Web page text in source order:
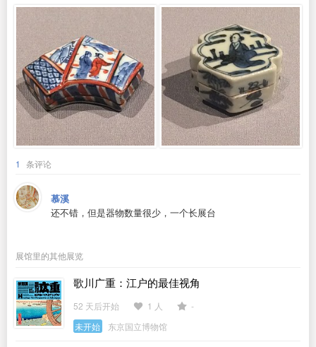
1 条评论
慕溪
还不错，但是器物数量很少，一个长展台
展馆里的其他展览
歌川广重：江户的最佳视角
52 天后开始 1 人
-
未开始
东京国立博物馆